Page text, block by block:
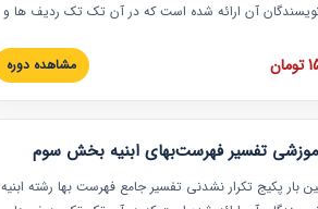
نویسندگان آن ارائه شده است که در آن تک تک ردیف ها و
و به همراه تصاویر عملیات اجرایی مرتبط با ردیف های
ارائه شده است. این دوره با کلام مهندس
مدیر پروژه مهندسی مشاور در امر بازنگری فهرست
حال فعالیت هستند حتما توصیه می کنیم از مطالب این
نمایند.
مشاهده دوره
تفسیر فهرست‌بهای ابنیه بخش سوم
بار پکیج تکرار نشدنی تفسیر جامع فهرست بها رشته ابنیه